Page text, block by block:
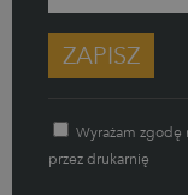
ZAPISZ
Wyrażam zgodę
przez drukarnię